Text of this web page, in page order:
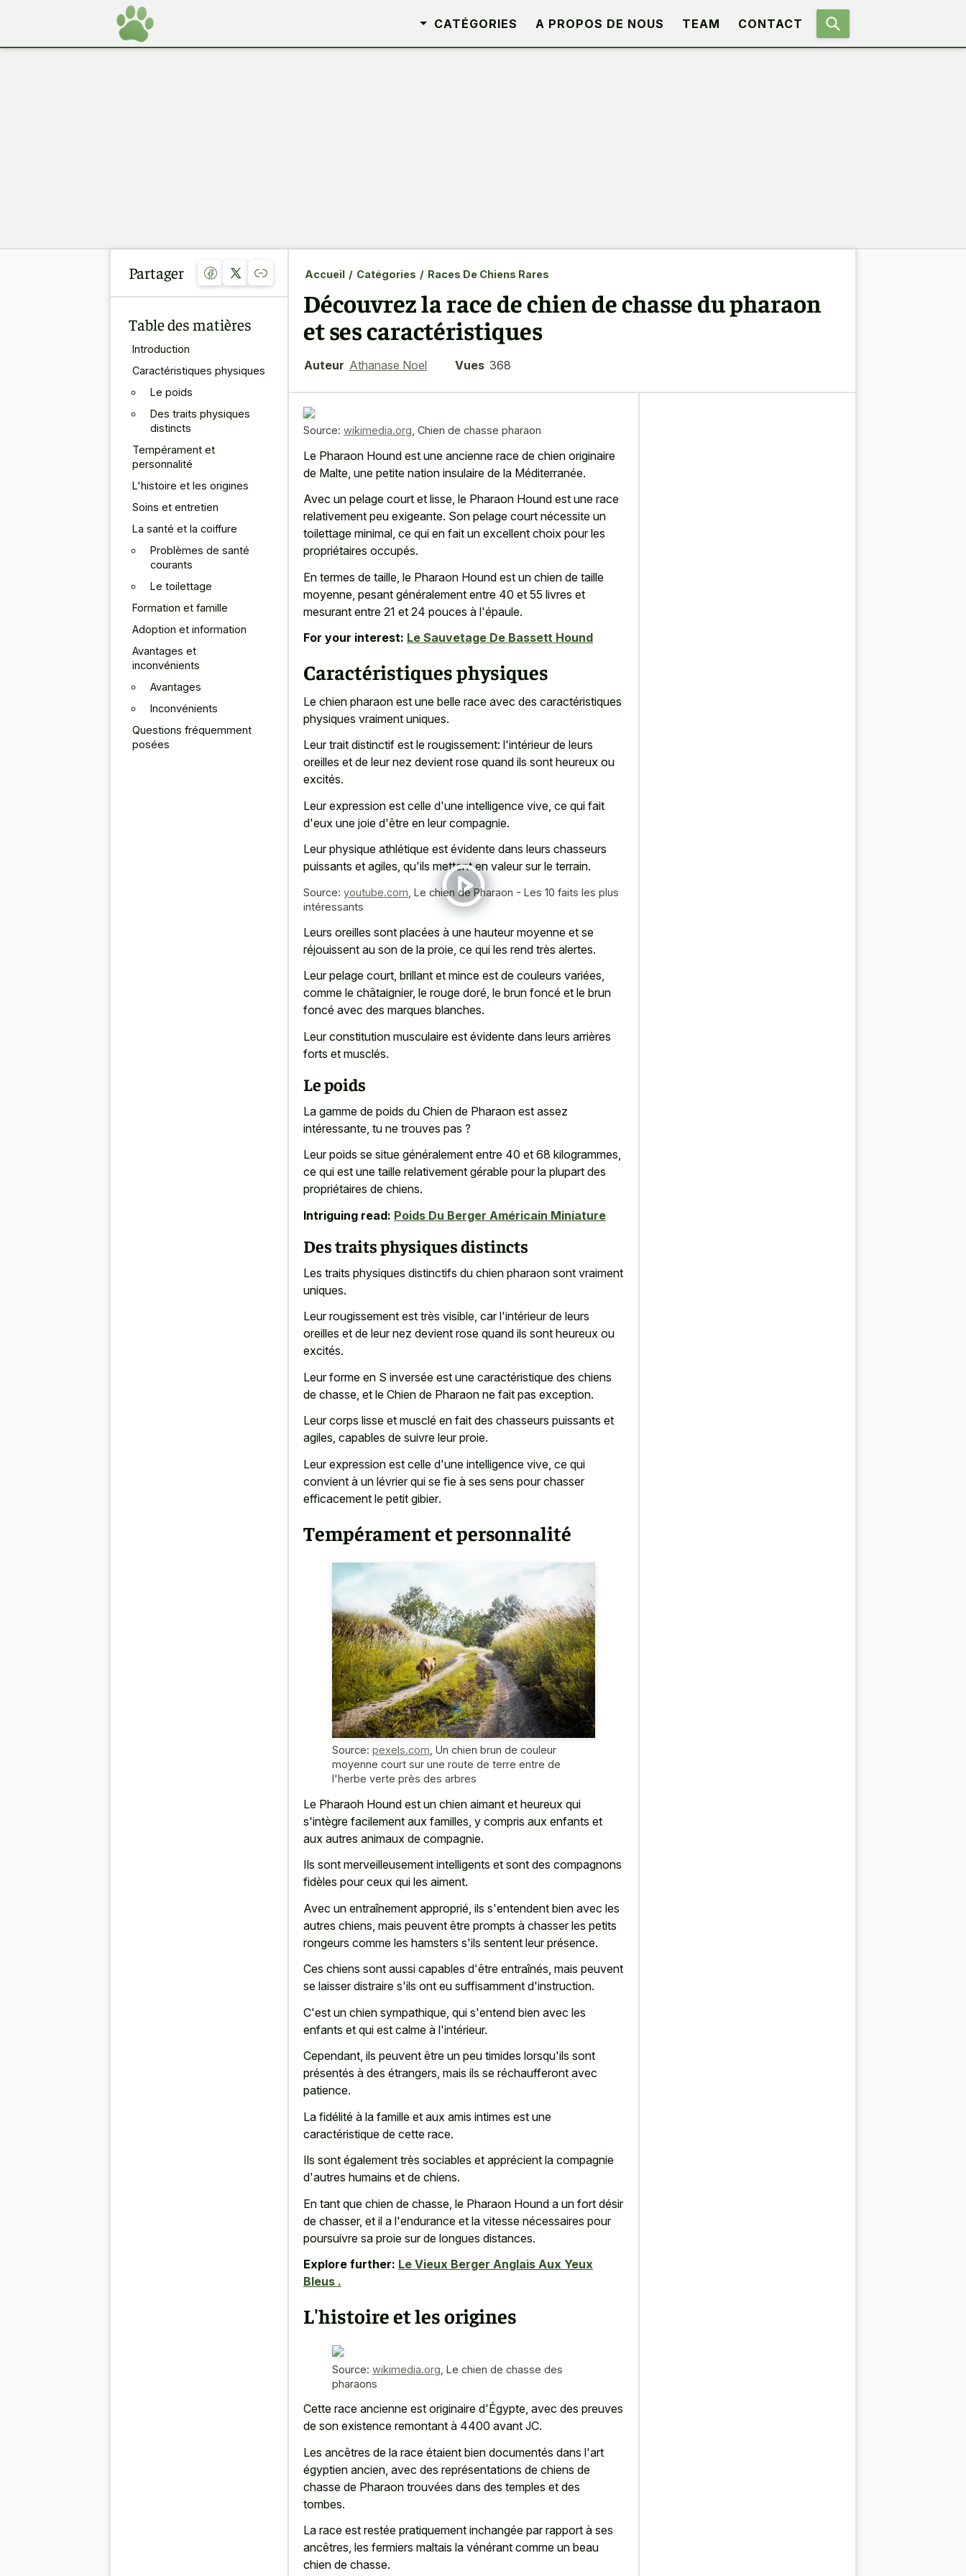
CATÉGORIES A PROPOS DE NOUS TEAM CONTACT
Partager
Table des matières
Introduction
Caractéristiques physiques
Le poids
Des traits physiques
distincts
Tempérament et
personnalité
L'histoire et les origines
Soins et entretien
La santé et la coiffure
Problèmes de santé
courants
Le toilettage
Formation et famille
Adoption et information
Avantages et
inconvénients
Avantages
Inconvénients
Questions fréquemment
posées
Accueil / Catégories / Races De Chiens Rares
Découvrez la race de chien de chasse du pharaon
et ses caractéristiques
Auteur Athanase Noel Vues 368
Source: wikimedia.org Chien de chasse pharaon
Le Pharaon Hound est une ancienne race de chien originaire
de Malte, une petite nation insulaire de la Méditerranée.
Avec un pelage court et lisse, le Pharaon Hound est une race
relativement peu exigeante. Son pelage court nécessite un
toilettage minimal, ce qui en fait un excellent choix pour les
propriétaires occupés.
En termes de taille, le Pharaon Hound est un chien de taille
moyenne, pesant généralement entre 40 et 55 livres et
mesurant entre 21 et 24 pouces à l'épaule.
For your interest: Le Sauvetage De Bassett Hound
Caractéristiques physiques
Le chien pharaon est une belle race avec des caractéristiques
physiques vraiment uniques.
Leur trait distinctif est le rougissement: l'intérieur de leurs
oreilles et de leur nez devient rose quand ils sont heureux ou
excités.
Leur expression est celle d'une intelligence vive, ce qui fait
d'eux une joie d'être en leur compagnie.
Leur physique athlétique est évidente dans leurs chasseurs
puissants et agiles, qu'ils mettent en valeur sur le terrain.
Source: youtube.com Le chien de Pharaon - Les 10 faits les plus
intéressants
Leurs oreilles sont placées à une hauteur moyenne et se
réjouissent au son de la proie, ce qui les rend très alertes.
Leur pelage court, brillant et mince est de couleurs variées,
comme le châtaignier, le rouge doré, le brun foncé et le brun
foncé avec des marques blanches.
Leur constitution musculaire est évidente dans leurs arrières
forts et musclés.
Le poids
La gamme de poids du Chien de Pharaon est assez
intéressante, tu ne trouves pas ?
Leur poids se situe généralement entre 40 et 68 kilogrammes,
ce qui est une taille relativement gérable pour la plupart des
propriétaires de chiens.
Intriguing read: Poids Du Berger Américain Miniature
Des traits physiques distincts
Les traits physiques distinctifs du chien pharaon sont vraiment
uniques.
Leur rougissement est très visible, car l'intérieur de leurs
oreilles et de leur nez devient rose quand ils sont heureux ou
excités.
Leur forme en S inversée est une caractéristique des chiens
de chasse, et le Chien de Pharaon ne fait pas exception.
Leur corps lisse et musclé en fait des chasseurs puissants et
agiles, capables de suivre leur proie.
Leur expression est celle d'une intelligence vive, ce qui
convient à un lévrier qui se fie à ses sens pourchasser
efficacement le petit gibier.
Tempérament et personnalité
Source: pexels.com Un chien brun de couleur
moyenne court sur une route de terre entre de
l'herbe verte près des arbres
Le Pharaoh Hound est un chien aimant et heureux qui
s'intègre facilement aux familles, y compris aux enfants et
aux autres animaux de compagnie.
Ils sont merveilleusement intelligents et sont des compagnons
fidèles pour ceux qui les aiment.
Avec un entraînement approprié, ils s'entendent bien avec les
autres chiens, mais peuvent être prompts à chasser les petits
rongeurs comme les hamsters s'ils sentent leur présence.
Ces chiens sont aussi capables d'être entraînés, mais peuvent
se laisser distraire s'ils ont eu suffisamment d'instruction.
C'est un chien sympathique, qui s'entend bien avec les
enfants et qui est calme à l'intérieur.
Cependant, ils peuvent être un peu timides lorsqu'ils sont
présentés à des étrangers, mais ils se réchaufferont avec
patience.
La fidélité à la famille et aux amis intimes est une
caractéristique de cette race.
Ils sont également très sociables et apprécient la compagnie
d'autres humains et de chiens.
En tant que chien de chasse, le Pharaon Hound a un fort désir
de chasser, et il a l'endurance et la vitesse nécessaires pour
poursuivre sa proie sur de longues distances.
Explore further: Le Vieux Berger Anglais Aux Yeux
Bleus .
L'histoire et les origines
Source: wikimedia.org Le chien de chasse des
pharaons
Cette race ancienne est originaire d'Égypte, avec des preuves
de son existence remontant à 4400 avant JC.
Les ancêtres de la race étaient bien documentés dans l'art
égyptien ancien, avec des représentations de chiens de
chasse de Pharaon trouvées dans des temples et des
tombes.
La race est restée pratiquement inchangée par rapport à ses
ancêtres, les fermiers maltais la vénérant comme un beau
chien de chasse.